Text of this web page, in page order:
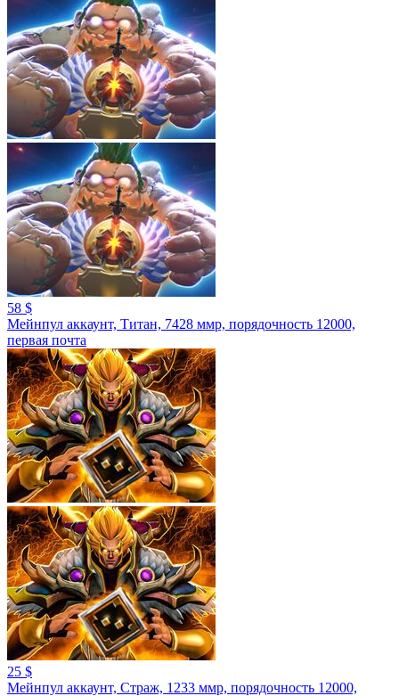
58 $
Мейнпул аккаунт, Титан, 7428 ммр, порядочность 12000,
первая почта
25 $
Мейнпул аккаунт, Страж, 1233 ммр, порядочность 12000,